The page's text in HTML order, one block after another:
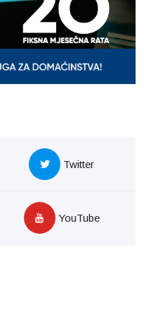
Twitter
YouTube